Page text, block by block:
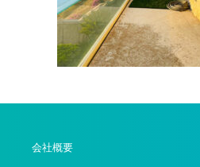
会社概要